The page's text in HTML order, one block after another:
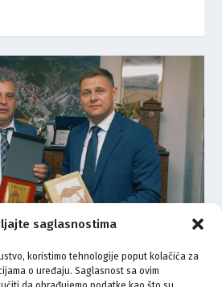
saglasnostima
koristimo tehnologije poput kolačića za
o uređaju. Saglasnost sa ovim
delegaciju